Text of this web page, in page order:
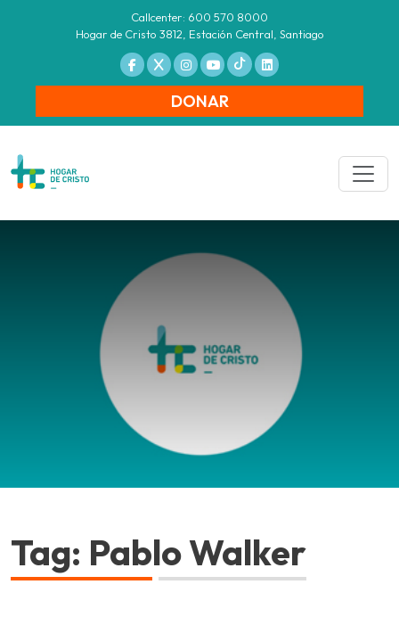
Callcenter: 600 570 8000
Hogar de Cristo 3812, Estación Central, Santiago
DONAR
Tag: Pablo Walker